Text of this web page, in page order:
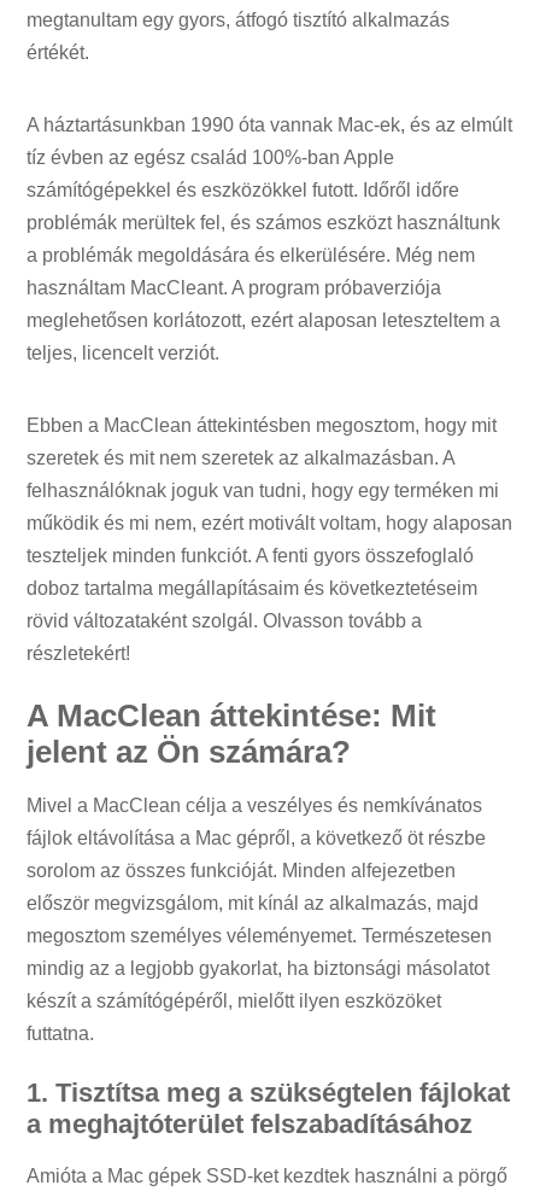
megtanultam egy gyors, átfogó tisztító alkalmazás
értékét.
A háztartásunkban 1990 óta vannak Mac-ek, és az elmúlt
tíz évben az egész család 100%-ban Apple
számítógépekkel és eszközökkel futott. Időről időre
problémák merültek fel, és számos eszközt használtunk
a problémák megoldására és elkerülésére. Még nem
használtam MacCleant. A program próbaverziója
meglehetősen korlátozott, ezért alaposan leteszteltem a
teljes, licencelt verziót.
Ebben a MacClean áttekintésben megosztom, hogy mit
szeretek és mit nem szeretek az alkalmazásban. A
felhasználóknak joguk van tudni, hogy egy terméken mi
működik és mi nem, ezért motivált voltam, hogy alaposan
teszteljek minden funkciót. A fenti gyors összefoglaló
doboz tartalma megállapításaim és következtetéseim
rövid változataként szolgál. Olvasson tovább a
részletekért!
A MacClean áttekintése: Mit
jelent az Ön számára?
Mivel a MacClean célja a veszélyes és nemkívánatos
fájlok eltávolítása a Mac gépről, a következő öt részbe
sorolom az összes funkcióját. Minden alfejezetben
először megvizsgálom, mit kínál az alkalmazás, majd
megosztom személyes véleményemet. Természetesen
mindig az a legjobb gyakorlat, ha biztonsági másolatot
készít a számítógépéről, mielőtt ilyen eszközöket
futtatna.
1. Tisztítsa meg a szükségtelen fájlokat
a meghajtóterület felszabadításához
Amióta a Mac gépek SSD-ket kezdtek használni a pörgő